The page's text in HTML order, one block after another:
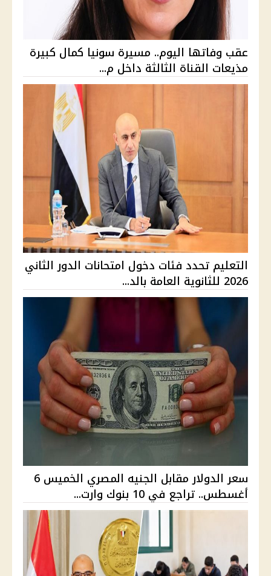
عقب وفاتها اليوم.. مسيرة سونيا كمال كبيرة
مذيعات القناة الثالثة داخل م...
التعليم تحدد فئات دخول امتحانات الدور الثاني
2026 للثانوية العامة بالد...
سعر الدولار مقابل الجنيه المصري الخميس 6
أغسطس.. تراجع في 10 بنوك وارت...